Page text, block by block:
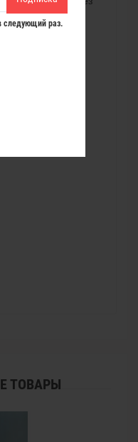
следующий раз.
и
ТОВАРЫ